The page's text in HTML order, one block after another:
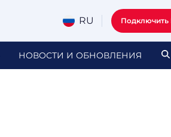
RU Подключить
НОВОСТИ И ОБНОВЛЕНИЯ